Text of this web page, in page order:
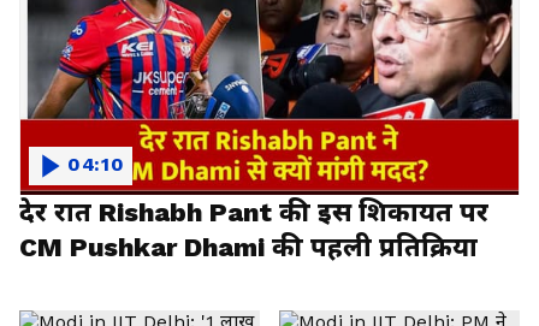
देर रात Rishabh Pant की इस शिकायत पर
CM Pushkar Dhami की पहली प्रतिक्रिया
04:10